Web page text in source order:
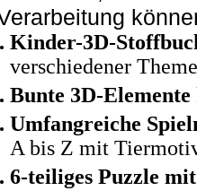
Kinder-3D-
verschiedener
Bunte 3D-Elemente
Umfangreiche
A bis Z mit
6-teiliges Puzzle